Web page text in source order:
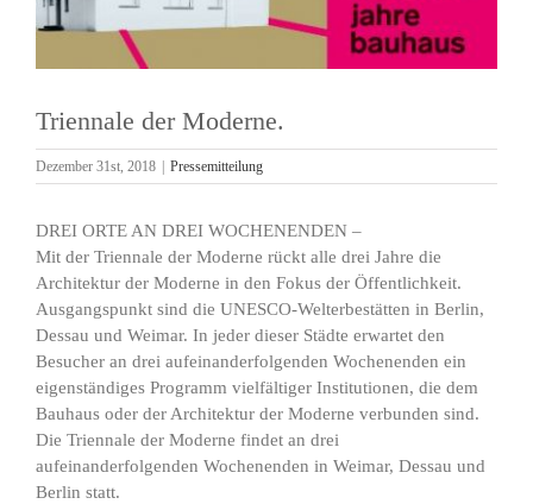
Triennale der Moderne.
Dezember 31st, 2018 Pressemitteilung
DREI ORTE AN DREI WOCHENENDEN –
Mit der Triennale der Moderne rückt alle drei Jahre die
Architektur der Moderne in den Fokus der Öffentlichkeit.
Ausgangspunkt sind die UNESCO-Welterbestätten in Berlin,
Dessau und Weimar. In jeder dieser Städte erwartet den
Besucher an drei aufeinanderfolgenden Wochenenden ein
eigenständiges Programm vielfältiger Institutionen, die dem
Bauhaus oder der Architektur der Moderne verbunden sind.
Die Triennale der Moderne findet an drei
aufeinanderfolgenden Wochenenden in Weimar, Dessau und
Berlin statt.